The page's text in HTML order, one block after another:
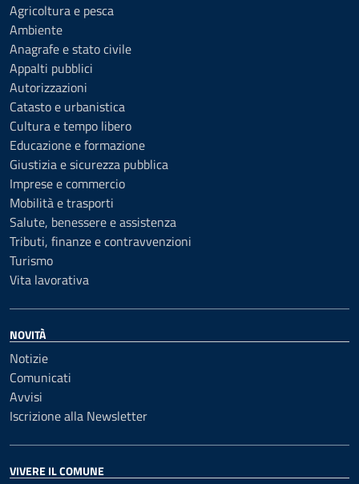
Agricoltura e pesca
Ambiente
Anagrafe e stato civile
Appalti pubblici
Autorizzazioni
Catasto e urbanistica
Cultura e tempo libero
Educazione e formazione
Giustizia e sicurezza pubblica
Imprese e commercio
Mobilità e trasporti
Salute, benessere e assistenza
Tributi, finanze e contravvenzioni
Turismo
Vita lavorativa
NOVITÀ
Notizie
Comunicati
Avvisi
Iscrizione alla Newsletter
VIVERE IL COMUNE